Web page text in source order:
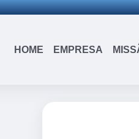
(11)3963-0036
HOME EMPRESA